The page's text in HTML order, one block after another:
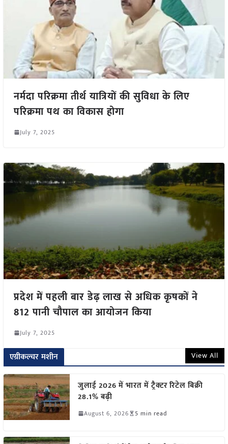
नर्मदा परिक्रमा तीर्थ यात्रियों की सुविधा के लिए
परिक्रमा पथ का विकास होगा
July 7, 2025
प्रदेश में पहली बार डेढ़ लाख से अधिक कृषकों ने
812 पानी चौपाल का आयोजन किया
July 7, 2025
एग्रीकल्चर मशीन View All
जुलाई 2026 में भारत में ट्रैक्टर रिटेल बिक्री
28.1% बढ़ी
August 6, 2026 5 min read